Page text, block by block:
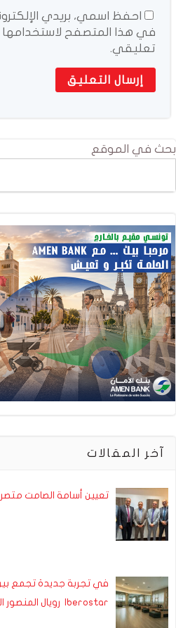
احفظ اسمي، بريدي
في هذا المتصفح لاستخدامها
تعليقي.
بحث في الموقع
آخر المقالات
تعيين أسامة الصامت
في تجربة جديدة تجمع بين
Iberostar رويال المنصور المهدية يطلق Pila…